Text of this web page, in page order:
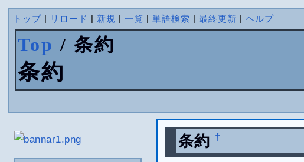
トップ | リロード | 新規 |一覧 |単語検索 |最終更新 |ヘルプ
Top / 条約
条約
条約 †